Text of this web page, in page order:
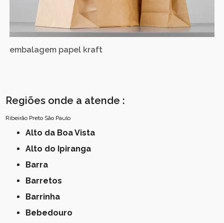
embalagem papel kraft
Regiões onde a atende :
Ribeirão Preto São Paulo
Alto da Boa Vista
Alto do Ipiranga
Barra
Barretos
Barrinha
Bebedouro